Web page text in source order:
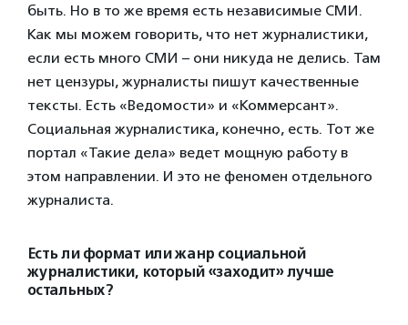
быть. Но в то же время есть независимые СМИ.
Как мы можем говорить, что нет журналистики,
если есть много СМИ – они никуда не делись. Там
нет цензуры, журналисты пишут качественные
тексты. Есть «Ведомости» и «Коммерсант».
Социальная журналистика, конечно, есть. Тот же
портал «Такие дела» ведет мощную работу в
этом направлении. И это не феномен отдельного
журналиста.
Есть ли формат или жанр социальной
журналистики, который «заходит» лучше
остальных?